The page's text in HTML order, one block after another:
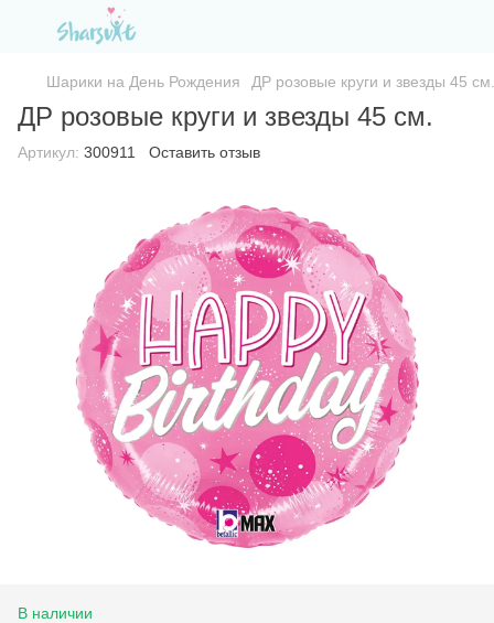
Шарики на День Рождения ДР розовые круги и звезды 45 см.
ДР розовые круги и звезды 45 см.
Артикул: 300911 Оставить отзыв
В наличии